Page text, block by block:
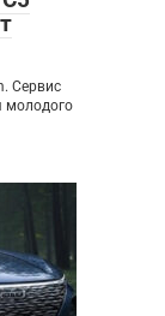
Сервис
молодого